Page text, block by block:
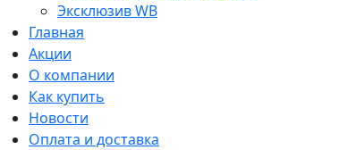
Эксклюзив WB
Главная
Акции
О компании
Как купить
Новости
Оплата и доставка